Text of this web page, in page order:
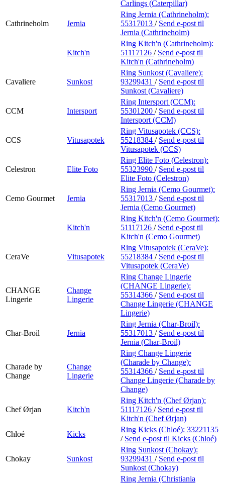
Carlings (Caterpillar)
Cathrineholm Jernia
Ring Jernia (Cathrineholm):
55317013 / Send e-post til
Jernia (Cathrineholm)
Kitch'n
Ring Kitch'n (Cathrineholm):
51117126 / Send e-post til
Kitch'n (Cathrineholm)
Cavaliere Sunkost
Ring Sunkost (Cavaliere):
93299431 / Send e-post til
Sunkost (Cavaliere)
CCM Intersport
Ring Intersport (CCM):
55301200 / Send e-post til
Intersport (CCM)
CCS Vitusapotek
Ring Vitusapotek (CCS):
55218384 / Send e-post til
Vitusapotek (CCS)
Celestron Elite Foto
Ring Elite Foto (Celestron):
55323990 / Send e-post til
Elite Foto (Celestron)
Cemo Gourmet Jernia
Ring Jernia (Cemo Gourmet):
55317013 / Send e-post til
Jernia (Cemo Gourmet)
Kitch'n
Ring Kitch'n (Cemo Gourmet):
51117126 / Send e-post til
Kitch'n (Cemo Gourmet)
CeraVe Vitusapotek
Ring Vitusapotek (CeraVe):
55218384 / Send e-post til
Vitusapotek (CeraVe)
CHANGE
Lingerie
Change
Lingerie
Ring Change Lingerie
(CHANGE Lingerie):
55314366 / Send e-post til
Change Lingerie (CHANGE
Lingerie)
Char-Broil Jernia
Ring Jernia (Char-Broil):
55317013 / Send e-post til
Jernia (Char-Broil)
Charade by
Change
Change
Lingerie
Ring Change Lingerie
(Charade by Change):
55314366 / Send e-post til
Change Lingerie (Charade by
Change)
Chef Ørjan Kitch'n
Ring Kitch'n (Chef Ørjan):
51117126 / Send e-post til
Kitch'n (Chef Ørjan)
Chloé
Kicks
Ring Kicks (Chloé): 33221135
/ Send e-post til Kicks (Chloé)
Chokay Sunkost
Ring Sunkost (Chokay):
93299431 / Send e-post til
Sunkost (Chokay)
Ring Jernia (Christiania